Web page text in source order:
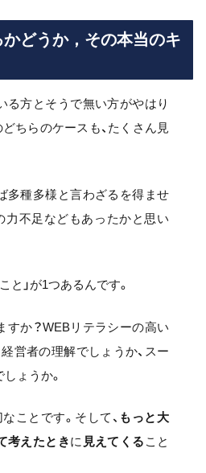
どうか，その本当のキ
る方とそうで無い方がやはり
ちらのケースも、たくさん見
多種多様と言わざるを得ませ
力不足などもあったかと思い
と」が1つあるんです。
すか？WEBリテラシーの高い
営者の理解でしょうか、スー
ょうか。
ことです。そして、 もっと大
考えたときに 見えてくる こと